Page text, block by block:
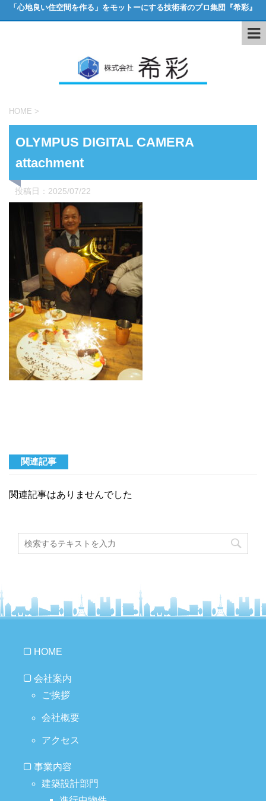
「心地良い住空間を作る」をモットーにする技術者のプロ集団『希彩』
HOME >
OLYMPUS DIGITAL CAMERA
attachment
投稿日： 2025/07/22
関連記事
関連記事はありませんでした
HOME
会社案内
ご挨拶
会社概要
アクセス
事業内容
建築設計部門